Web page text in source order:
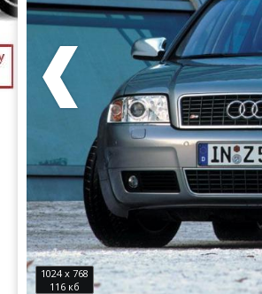
1024 x 768
116 кб